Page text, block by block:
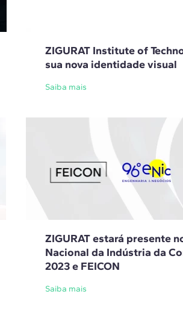
ZIGURAT Institute of
sua nova identidade visual
Saiba mais
ZIGURAT estará presente
Nacional da Indústria da
2023 e FEICON
Saiba mais